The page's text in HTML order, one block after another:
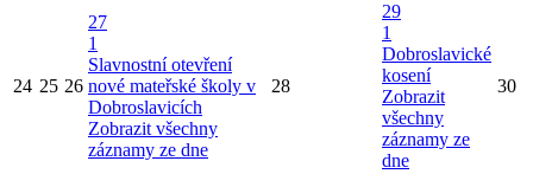
24 25 26
27
1
Slavnostní otevření
nové mateřské školy v
Dobroslavicích
Zobrazit všechny
záznamy ze dne
28
29
1
Dobroslavické
kosení
Zobrazit
všechny
záznamy ze
dne
30